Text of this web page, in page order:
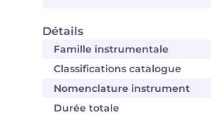
Détails
Famille instrumentale
Classifications catalogue
Nomenclature instrument
Durée totale